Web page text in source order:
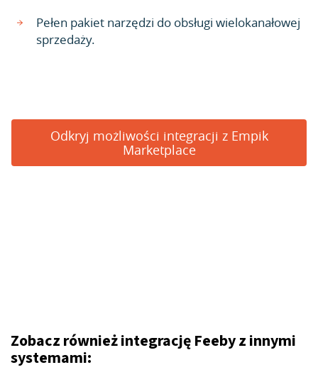
Pełen pakiet narzędzi do obsługi wielokanałowej
sprzedaży.
Odkryj możliwości integracji z Empik
Marketplace
Zobacz również integrację Feeby z innymi
systemami: